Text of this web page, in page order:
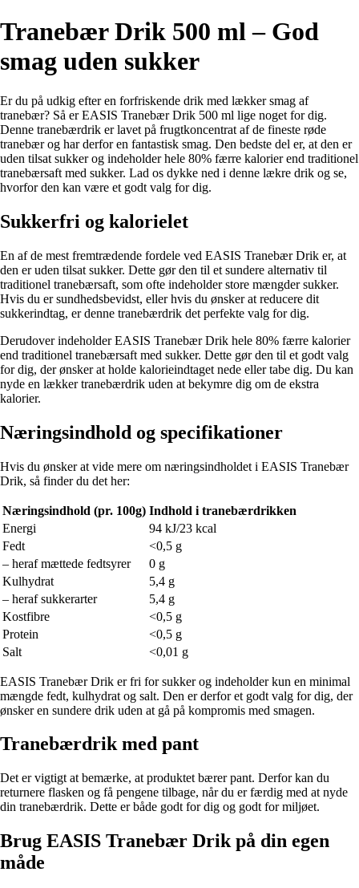
Tranebær Drik 500 ml – God
smag uden sukker
Er du på udkig efter en forfriskende drik med lækker smag af
tranebær? Så er EASIS Tranebær Drik 500 ml lige noget for dig.
Denne tranebærdrik er lavet på frugtkoncentrat af de fineste røde
tranebær og har derfor en fantastisk smag. Den bedste del er, at den er
uden tilsat sukker og indeholder hele 80% færre kalorier end traditionel
tranebærsaft med sukker. Lad os dykke ned i denne lækre drik og se,
hvorfor den kan være et godt valg for dig.
Sukkerfri og kalorielet
En af de mest fremtrædende fordele ved EASIS Tranebær Drik er, at
den er uden tilsat sukker. Dette gør den til et sundere alternativ til
traditionel tranebærsaft, som ofte indeholder store mængder sukker.
Hvis du er sundhedsbevidst, eller hvis du ønsker at reducere dit
sukkerindtag, er denne tranebærdrik det perfekte valg for dig.
Derudover indeholder EASIS Tranebær Drik hele 80% færre kalorier
end traditionel tranebærsaft med sukker. Dette gør den til et godt valg
for dig, der ønsker at holde kalorieindtaget nede eller tabe dig. Du kan
nyde en lækker tranebærdrik uden at bekymre dig om de ekstra
kalorier.
Næringsindhold og specifikationer
Hvis du ønsker at vide mere om næringsindholdet i EASIS Tranebær
Drik, så finder du det her:
Næringsindhold (pr. 100g) Indhold i tranebærdrikken
Energi
94 kJ/23 kcal
Fedt
<0,5 g
– heraf mættede fedtsyrer
0 g
Kulhydrat
5,4 g
– heraf sukkerarter
5,4 g
Kostfibre
<0,5 g
Protein
<0,5 g
Salt
<0,01 g
EASIS Tranebær Drik er fri for sukker og indeholder kun en minimal
mængde fedt, kulhydrat og salt. Den er derfor et godt valg for dig, der
ønsker en sundere drik uden at gå på kompromis med smagen.
Tranebærdrik med pant
Det er vigtigt at bemærke, at produktet bærer pant. Derfor kan du
returnere flasken og få pengene tilbage, når du er færdig med at nyde
din tranebærdrik. Dette er både godt for dig og godt for miljøet.
Brug EASIS Tranebær Drik på din egen
måde